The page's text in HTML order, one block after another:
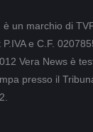
un marchio di
e C.F.
Vera News è
presso il